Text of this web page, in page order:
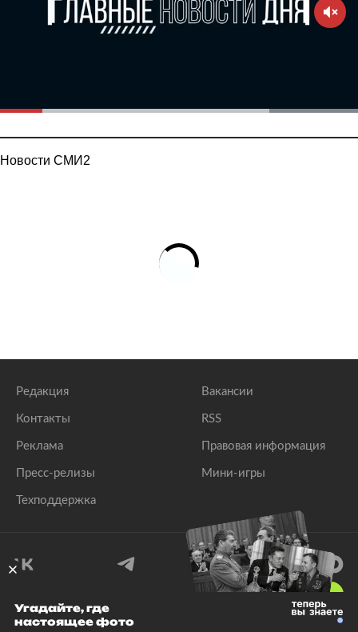
Новости СМИ2
Редакция
Контакты
Реклама
Пресс-релизы
Техподдержка
Вакансии
RSS
Правовая информация
Мини-игры
© 1999–2026 Все права защищены.
Угадайте, где
настоящее фото